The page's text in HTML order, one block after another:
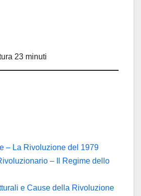
23 minuti
– La Rivoluzione del 1979
– Il Regime dello
e Cause della Rivoluzione